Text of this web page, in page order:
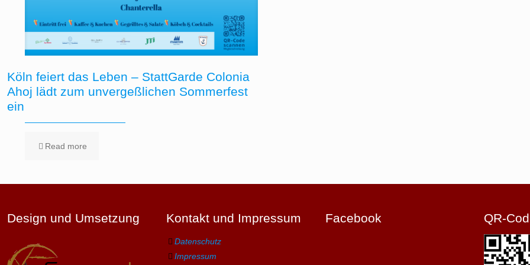
Köln feiert das Leben – StattGarde Colonia
Ahoj lädt zum unvergeßlichen Sommerfest
ein
Read more
Design und Umsetzung Kontakt und Impressum
Datenschutz
Impressum
Facebook QR-